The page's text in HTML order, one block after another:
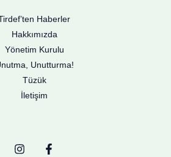
Haberler
Hakkımızda
Yönetim Kurulu
Unutturma!
Tüzük
İletişim